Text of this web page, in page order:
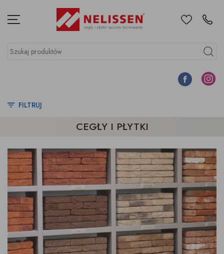
Menu UlubioneKontakt
Szukaj produktów
Szukaj
Facebook
FILTRUJ
CEGŁY I PŁYTKI